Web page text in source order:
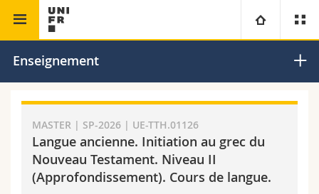
Université
Campus
Recherche
Facultés
Théologie
Droit
Vous êtes
Futurs étudiants
Ressources
Faculté de théologie Nouveau Testament
Enseignement
MASTER | SP-2026 | UE-TTH.01126
Langue ancienne. Initiation au grec du
Nouveau Testament. Niveau II
(Approfondissement). Cours de langue.